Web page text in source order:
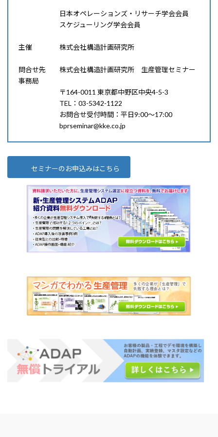
日本オペレーションズ・リサーチ学会会員
スケジューリング学会会員
主催 株式会社構造計画研究所
問合せ先 株式会社構造計画研究所 生産管理セミナー
事務局
〒164-0011 東京都中野区中央4-5-3
TEL：03-5342-1122
お問合せ受付時間：平日9:00～17:00
bprseminar@kke.co.jp
セミナーのお申込みはこちら